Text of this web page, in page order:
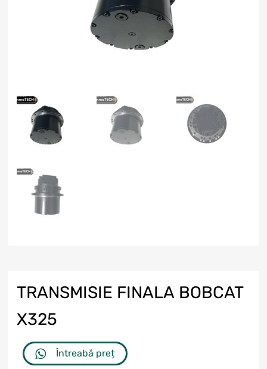
TRANSMISIE FINALA BOBCAT
X325
Întreabă preț